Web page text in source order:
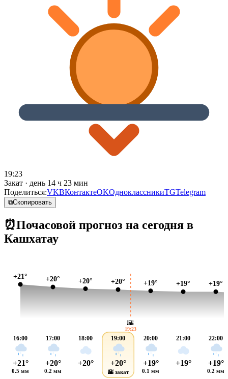
19:23
Закат · день 14 ч 23 мин
Поделиться:VKВКонтактеOKОдноклассникиTGTelegram
⧉Скопировать
⏰Почасовой прогноз на сегодня в
Кашхатау
+21° +20° +20° +20° +19° +19° +19°
🌇
19:23
16:00
+21°
0.5 мм
17:00
+20°
0.2 мм
18:00
+20°
19:00
+20°
🌇 закат
20:00
+19°
0.1 мм
21:00
+19°
22:00
+19°
0.2 мм